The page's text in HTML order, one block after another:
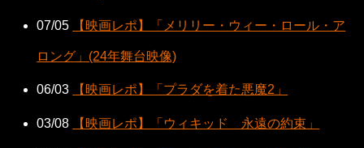
07/05 【映画レポ】「メリリー・ウィー・ロール・ア
ロング」(24年舞台映像)
06/03 【映画レポ】「プラダを着た悪魔2」
03/08 【映画レポ】「ウィキッド 永遠の約束」